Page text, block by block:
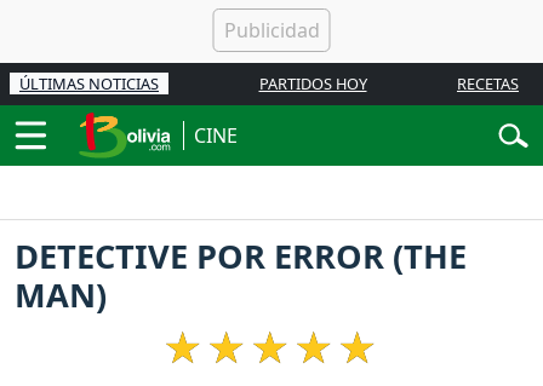
ÚLTIMAS NOTICIAS PARTIDOS HOY RECETAS
CINE
DETECTIVE POR ERROR (THE
MAN)